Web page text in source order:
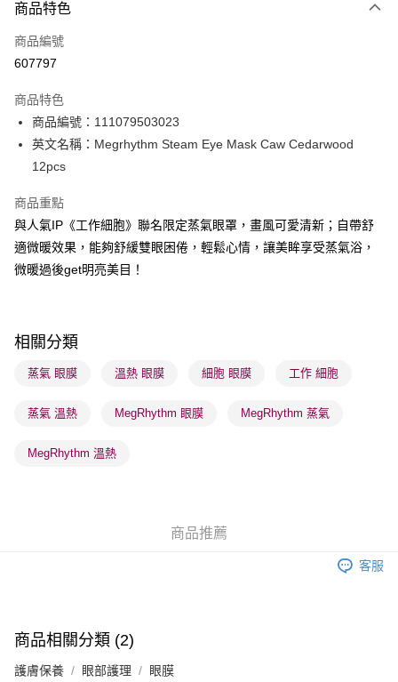
信用卡
Apple Pay
PayMe
WeChat Pay
送貨方式
順豐自助櫃 - 確認發貨後1-3個工作天送達
每筆HK$65.00，滿HK$300.00或以上免運費
每筆HK$65.00，滿HK$300.00或以上免運費
確認發貨後1-3 工作天送達，訂單將隨機分配至SF順豐速運或京東
每筆HK$65.00，滿HK$300.00或以上免運費
(香港門市) 只顯示可選門市。確認發貨後2-5個工作天到店，3天內
(澳門門市) 只顯示可選門市。確認發貨後2-5個工作天到店，3天內
商品特色
商品編號
607797
商品特色
商品編號：111079503023
英文名稱：Megrhythm Steam Eye Mask Caw Cedarwood
12pcs
商品重點
與人氣IP《工作細胞》聯名限定蒸氣眼罩，畫風可愛清新；自帶舒
適微暖效果，能夠舒緩雙眼困倦，輕鬆心情，讓美眸享受蒸氣浴，
微暖過後get明亮美目！
相關分類
蒸氣 眼膜 溫熱 眼膜 細胞 眼膜 工作 細胞
蒸氣 溫熱 MegRhythm 眼膜 MegRhythm 蒸氣
MegRhythm 溫熱
商品推薦
客服
商品相關分類 (2)
護膚保養 眼部護理 眼膜